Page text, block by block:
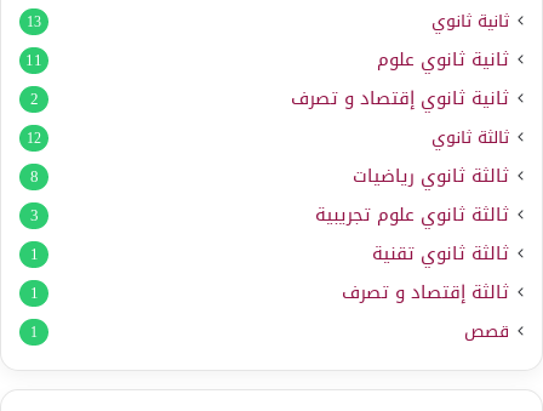
ثانية ثانوي 13
ثانية ثانوي علوم 11
ثانية ثانوي إقتصاد و تصرف 2
ثالثة ثانوي 12
ثالثة ثانوي رياضيات 8
ثالثة ثانوي علوم تجريبية 3
ثالثة ثانوي تقنية 1
ثالثة إقتصاد و تصرف 1
قصص 1